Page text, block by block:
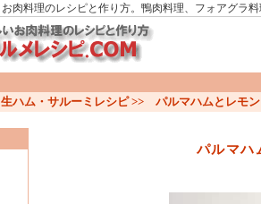
お肉料理のレシピと作り方。鴨肉料理、フォアグラ
生ハム・サルーミレシピ >> パルマハムとレモ
パルマハ